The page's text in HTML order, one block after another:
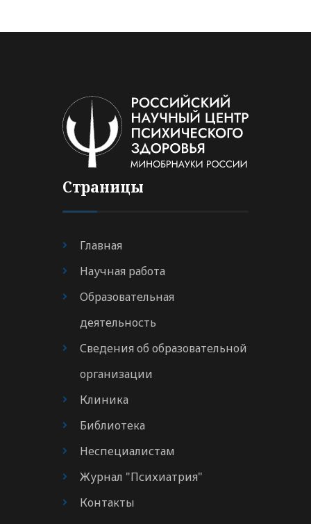
Страницы
Главная
Научная работа
Образовательная
деятельность
Сведения об образовательной
организации
Клиника
Библиотека
Неспециалистам
Журнал "Психиатрия"
Контакты